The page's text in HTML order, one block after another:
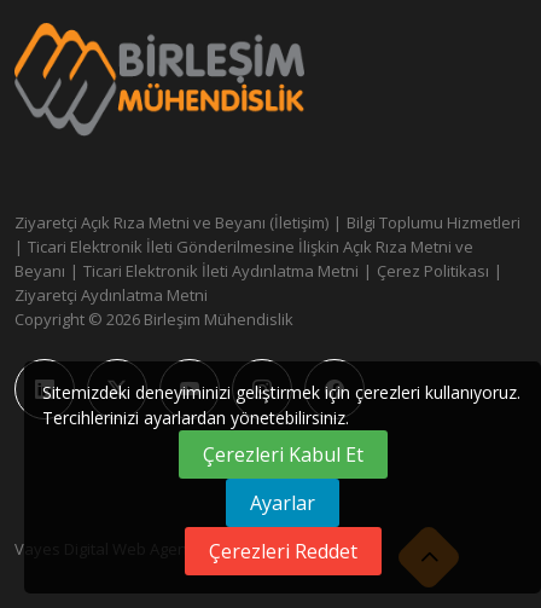
Ziyaretçi Açık Rıza Metni ve Beyanı (İletişim) | Bilgi Toplumu Hizmetleri
| Ticari Elektronik İleti Gönderilmesine İlişkin Açık Rıza Metni ve
Beyanı | Ticari Elektronik İleti Aydınlatma Metni | Çerez Politikası |
Ziyaretçi Aydınlatma Metni
Copyright © 2026 Birleşim Mühendislik
Vayes Digital Web Agency
Sitemizdeki deneyiminizi geliştirmek için çerezleri kullanıyoruz.
Tercihlerinizi ayarlardan yönetebilirsiniz.
Çerezleri Kabul Et
Ayarlar
Çerezleri Reddet